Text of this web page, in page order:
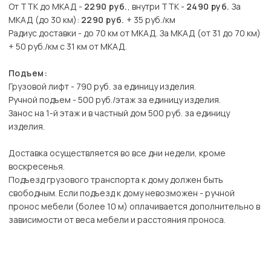
От ТТК до МКАД - 2290 руб., внутри ТТК - 2490 руб. За
МКАД (до 30 км): 2290 руб. + 35 руб./км
Радиус доставки - до 70 км от МКАД. За МКАД (от 31 до 70 км)
+ 50 руб./км с 31 км от МКАД.
Подъем:
Грузовой лифт - 790 руб. за единицу изделия.
Ручной подъем - 500 руб./этаж за единицу изделия.
Занос на 1-й этаж и в частный дом 500 руб. за единицу
изделия.
Доставка осуществляется во все дни недели, кроме
воскресенья.
Подъезд грузового транспорта к дому должен быть
свободным. Если подъезд к дому невозможен - ручной
пронос мебели (более 10 м) оплачивается дополнительно в
зависимости от веса мебели и расстояния проноса.